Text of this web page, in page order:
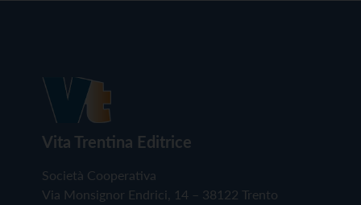
Vita Trentina Editrice
Società Cooperativa
Via Monsignor Endrici, 14 – 38122 Trento